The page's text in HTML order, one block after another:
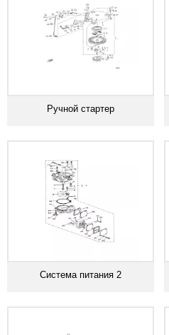
Ручной стартер
Система питания 2